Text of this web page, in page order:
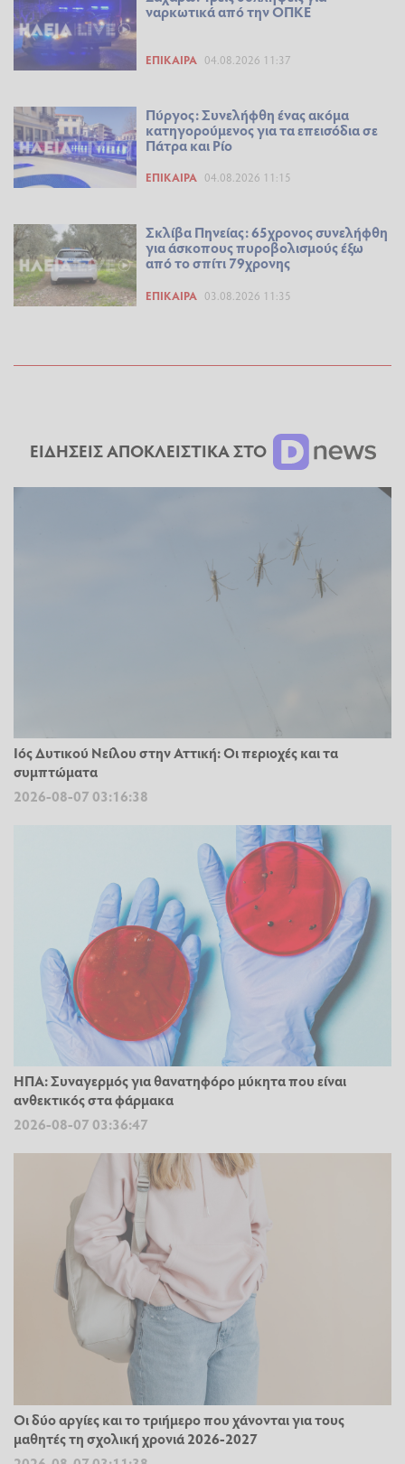
ναρκωτικά από την ΟΠΚΕ
ΕΠΊΚΑΙΡΑ 04.08.2026 11:37
Πύργος: Συνελήφθη ένας ακόμα
κατηγορούμενος για τα επεισόδια σε
Πάτρα και Ρίο
ΕΠΊΚΑΙΡΑ 04.08.2026 11:15
Σκλίβα Πηνείας: 65χρονος συνελήφθη
για άσκοπους πυροβολισμούς έξω
από το σπίτι 79χρονης
ΕΠΊΚΑΙΡΑ 03.08.2026 11:35
ΕΙΔΗΣΕΙΣ ΑΠΟΚΛΕΙΣΤΙΚΑ ΣΤΟ
Ιός Δυτικού Νείλου στην Αττική: Οι περιοχές και τα
συμπτώματα
2026-08-07 03:16:38
ΗΠΑ: Συναγερμός για θανατηφόρο μύκητα που είναι
ανθεκτικός στα φάρμακα
2026-08-07 03:36:47
Οι δύο αργίες και το τριήμερο που χάνονται για τους
μαθητές τη σχολική χρονιά 2026-2027